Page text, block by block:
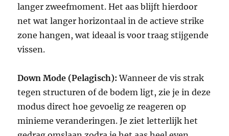
langer zweefmoment. Het aas blijft hierdoor
net wat langer horizontaal in de actieve strike
zone hangen, wat ideaal is voor traag stijgende
vissen.
Down Mode (Pelagisch): Wanneer de vis strak
tegen structuren of de bodem ligt, zie je in deze
modus direct hoe gevoelig ze reageren op
minieme veranderingen. Je ziet letterlijk het